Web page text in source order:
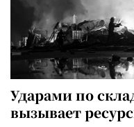
Ударами по
вызывает